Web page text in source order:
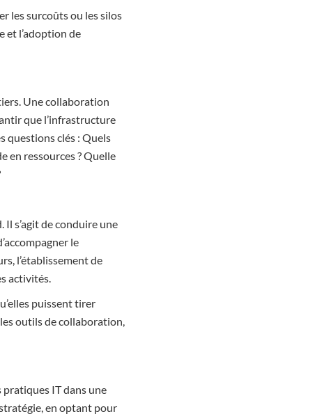
les surcoûts ou les silos
et l’adoption de
Une collaboration
que l’infrastructure
questions clés : Quels
en ressources ? Quelle
s’agit de conduire une
le
l’établissement de
activités.
puissent tirer
outils de collaboration,
IT dans une
en optant pour